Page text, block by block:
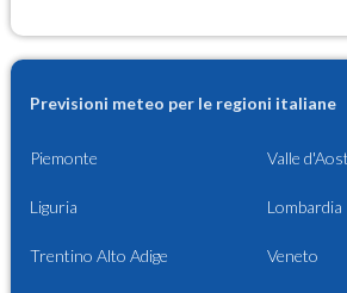
Previsioni meteo per le regioni italiane
Piemonte Valle
Liguria Lombardia
Trentino Alto Adige Veneto